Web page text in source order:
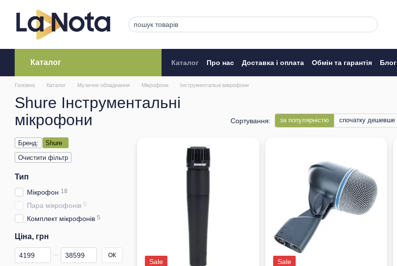
Каталог Каталог Про нас Доставка і оплата Обмін та гарантія Блог
Головна Каталог Музичне обладнання Мікрофони Інструментальні мікрофони
Shure Інструментальні
мікрофони
Сортування: за популярністю спочатку дешевше
Sale Sale
Бренд:
Shure
Очистити фільтр
Тип
Мікрофон 18
Пара мікрофонів 0
Комплект мікрофонів 5
Ціна, грн
Від Ціна, грн
До Ціна, грн ОК